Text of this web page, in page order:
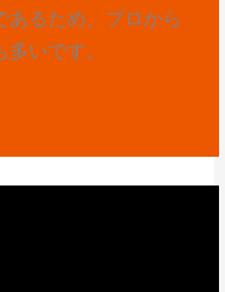
あるため、プロから
いです。